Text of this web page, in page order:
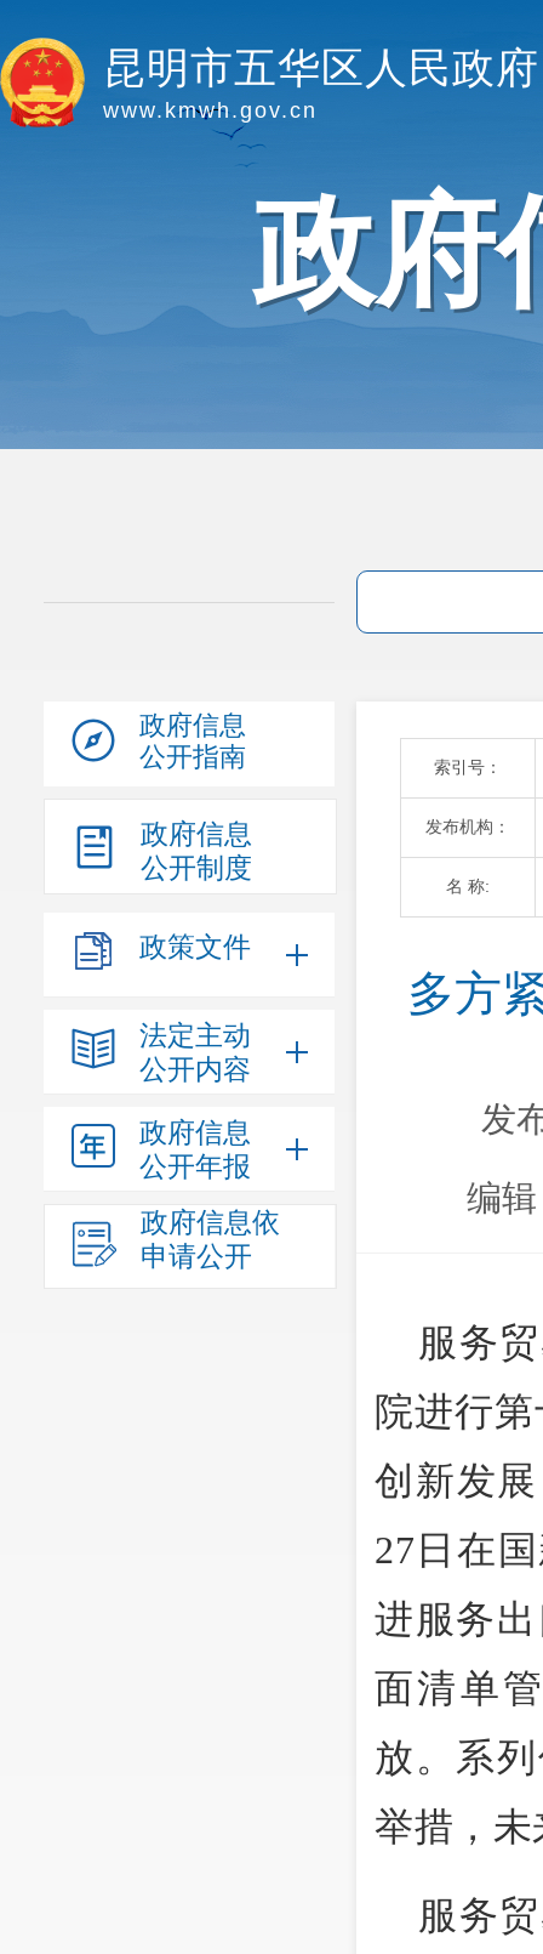
昆明市五华区人民政府
www.kmwh.gov.cn
政府
政府信息
公开指南
政府信息
公开制度
政策文件
法定主动
公开内容
政府信息
公开年报
政府信息依
申请公开
索引号：
发布机构：
名 称:
多方
发
编
服务
院进行
创新发
27日在
进服务
面清单
放。系
举措，
服务